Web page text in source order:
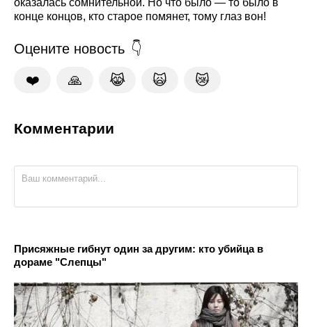
конце концов, кто старое помянет, тому глаз вон!
Оцените новость
❤️ 🙏 😹 🙀 😿
Комментарии
Присяжные гибнут один за другим: кто убийца в
дораме "Слепцы"